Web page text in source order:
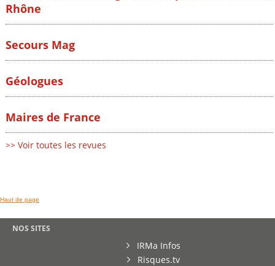
Rhône
Secours Mag
Géologues
Maires de France
>> Voir toutes les revues
Haut de page
NOS SITES
IRMa Infos
Risques.tv